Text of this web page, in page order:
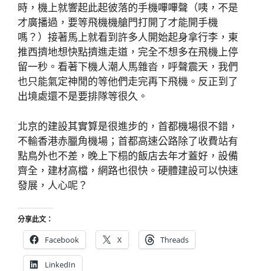
時，機上就響起此起彼落的手機嗶嗶聲（咦，不是
才廣播過，要等飛機機艙門打開了才能開手機
嗎？）接著馬上就看到許多人開始起身拿行李，東
推西擠地想快點擠進走道，完全不想多在飛機上停
留一秒。看著下機人潮人馬雜沓，呼聲震天，我們
也只能氣定神閒的等他們走完再下飛機。反正到了
出境處還不是要排隊等很久。
北京的建設其實算是很進步的，首都機場很不錯，
不輸香港赤臘角機場；首都高速公路除了收費站有
點鳥外也不差，晚上下榻的飯店去年才蓋好，設備
齊全，建材高檔，網路也很快。硬體建設可以快速
發展，人心呢？
分享此文：
Facebook X Threads
LinkedIn